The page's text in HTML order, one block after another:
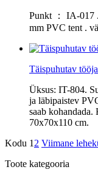
Punkt ： IA-017
mm PVC tent .
Täispuhutav
Üksus: IT-804.
ja läbipaistev
saab kohandada.
70x70x110 cm.
Kodu 1 2 Viimane
Toote kategooria